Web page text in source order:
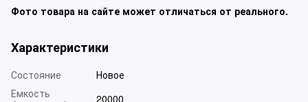
Фото товара на сайте может отличаться от реального.
Характеристики
Состояние
Новое
Емкость
20000